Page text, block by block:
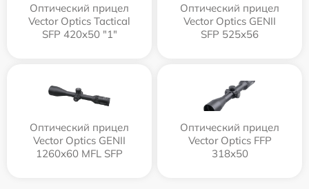
Оптический прицел
Vector Optics Tactical
SFP 420x50 "1"
Оптический прицел
Vector Optics GENII
SFP 525x56
Оптический прицел
Vector Optics GENII
1260x60 MFL SFP
Оптический прицел
Vector Optics FFP
318x50